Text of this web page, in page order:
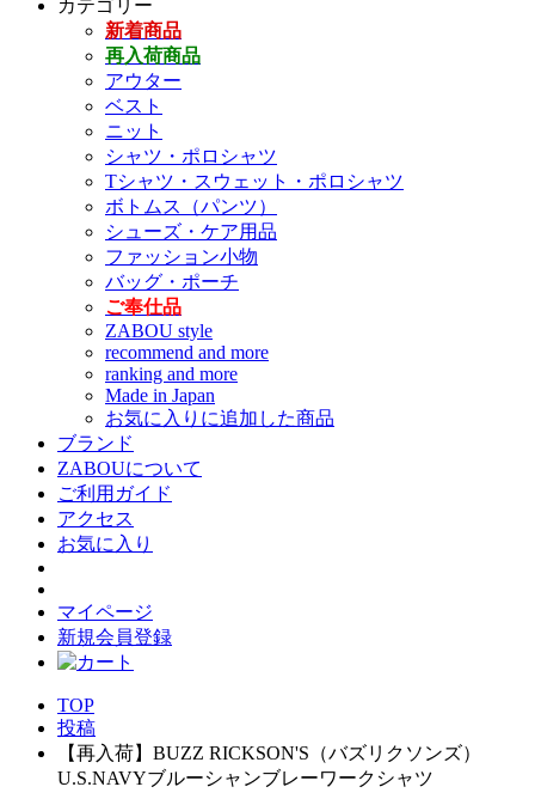
カテゴリー
新着商品
再入荷商品
アウター
ベスト
ニット
シャツ・ポロシャツ
Tシャツ・スウェット・ポロシャツ
ボトムス（パンツ）
シューズ・ケア用品
ファッション小物
バッグ・ポーチ
ご奉仕品
ZABOU style
recommend and more
ranking and more
Made in Japan
お気に入りに追加した商品
ブランド
ZABOUについて
ご利用ガイド
アクセス
お気に入り
マイページ
新規会員登録
TOP
投稿
【再入荷】BUZZ RICKSON'S（バズリクソンズ）
U.S.NAVYブルーシャンブレーワークシャツ